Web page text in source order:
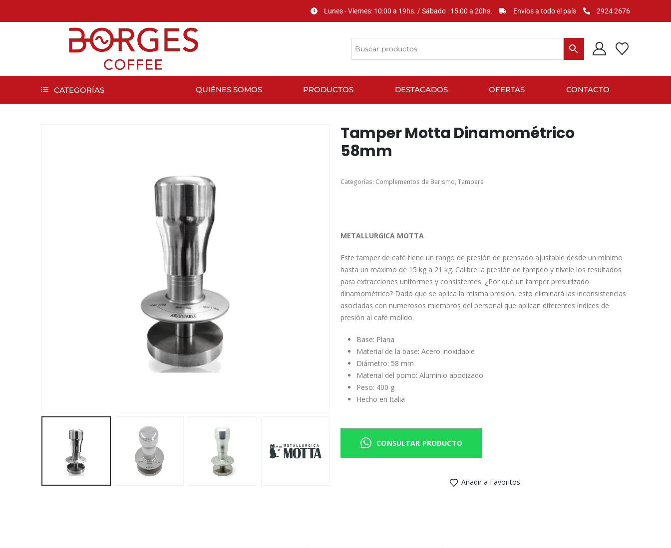
Lunes - Viernes: 10:00 a 19hs. / Sábado : 15:00 a 20hs. Envíos a todo el país 2924 2676
CATEGORÍAS QUIÉNES SOMOS PRODUCTOS DESTACADOS OFERTAS CONTACTO
Tamper Motta Dinamométrico
58mm
Categorías: Complementos de Barismo, Tampers
METALLURGICA MOTTA
Este tamper de café tiene un rango de presión de prensado ajustable desde un mínimo
hasta un máximo de 15 kg a 21 kg. Calibre la presión de tampeo y nivele los resultados
para extracciones uniformes y consistentes. ¿Por qué un tamper presurizado
dinamométrico? Dado que se aplica la misma presión, esto eliminará las inconsistencias
asociadas con numerosos miembros del personal que aplican diferentes índices de
presión al café molido.
Base: Plana
Material de la base: Acero inoxidable
Diámetro: 58 mm
Material del pomo: Aluminio apodizado
Peso: 400 g
Hecho en Italia
CONSULTAR PRODUCTO
Añadir a Favoritos